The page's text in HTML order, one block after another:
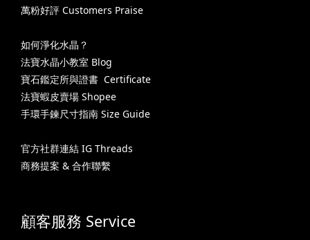
萬粉好評 Customers Praise
如何淨化水晶？
法寶水晶小教室 Blog
寶石鑑定所與證書 Certificate
法寶蝦皮賣場 Shopee
手環手鍊尺寸指南 Size Guide
官方社群連結 IG Threads
商務提案 & 合作聯繫
顧客服務 Service